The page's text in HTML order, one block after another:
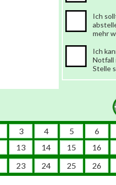
Ich
mehr
Ich
Notfall
Stelle
3 4 5
6
13 14 15
16
23 24 25 26